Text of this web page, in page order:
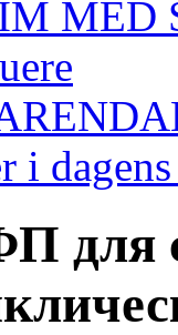
MED
i
для